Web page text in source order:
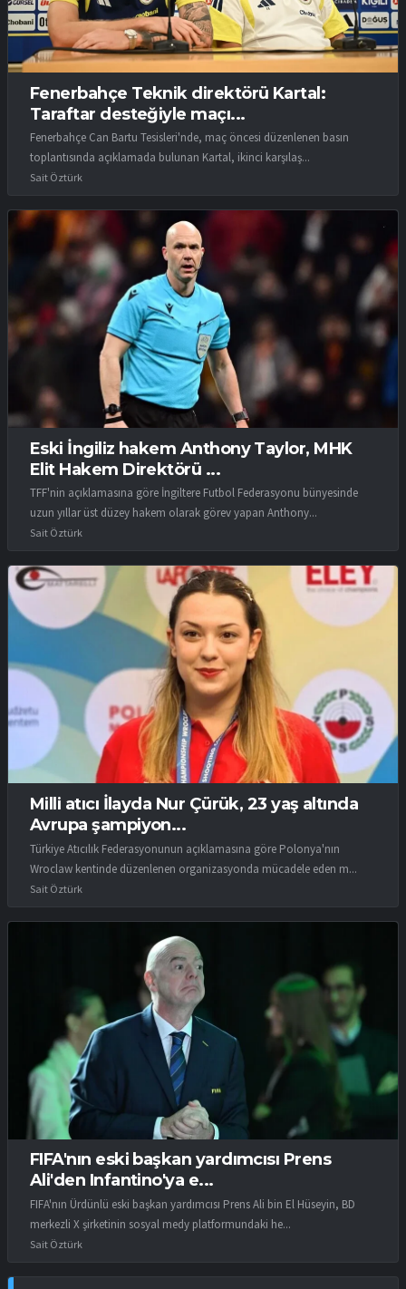
Fenerbahçe Teknik direktörü Kartal:
Taraftar desteğiyle maçı...
Fenerbahçe Can Bartu Tesisleri'nde, maç öncesi düzenlenen basın
toplantısında açıklamada bulunan Kartal, ikinci karşılaş...
Sait Öztürk
Eski İngiliz hakem Anthony Taylor, MHK
Elit Hakem Direktörü ...
TFF'nin açıklamasına göre İngiltere Futbol Federasyonu bünyesinde
uzun yıllar üst düzey hakem olarak görev yapan Anthony...
Sait Öztürk
Milli atıcı İlayda Nur Çürük, 23 yaş altında
Avrupa şampiyon...
Türkiye Atıcılık Federasyonunun açıklamasına göre Polonya'nın
Wroclaw kentinde düzenlenen organizasyonda mücadele eden m...
Sait Öztürk
FIFA'nın eski başkan yardımcısı Prens
Ali'den Infantino'ya e...
FIFA'nın Ürdünlü eski başkan yardımcısı Prens Ali bin El Hüseyin, BD
merkezli X şirketinin sosyal medy platformundaki he...
Sait Öztürk